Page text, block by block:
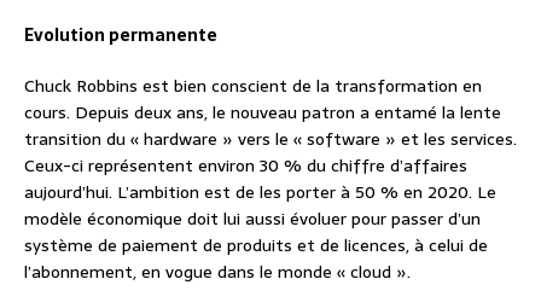
Evolution permanente
Chuck Robbins est bien conscient de la transformation en
cours. Depuis deux ans, le nouveau patron a entamé la lente
transition du « hardware » vers le « software » et les services.
Ceux-ci représentent environ 30 % du chiffre d’affaires
aujourd’hui. L’ambition est de les porter à 50 % en 2020. Le
modèle économique doit lui aussi évoluer pour passer d’un
système de paiement de produits et de licences, à celui de
l’abonnement, en vogue dans le monde « cloud ».